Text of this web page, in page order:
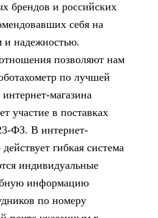
брендов и российских
себя на
и надежностью.
позволяют нам
по лучшей
магазина
участие в поставках
В интернет-
гибкая система
индивидуальные
информацию
по номеру